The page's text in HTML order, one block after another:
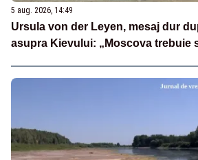
5 aug. 2026, 14:49
Ursula von der Leyen, mesaj dur
asupra Kievului: „Moscova trebuie